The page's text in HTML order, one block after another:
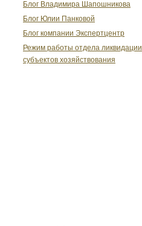
Блог Владимира Шапошникова
Блог Юлии Панковой
Блог компании Экспертцентр
Режим работы отдела ликвидации
субъектов хозяйствования